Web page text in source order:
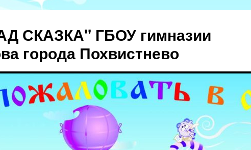
СКАЗКА" ГБОУ гимназии
города Похвистнево